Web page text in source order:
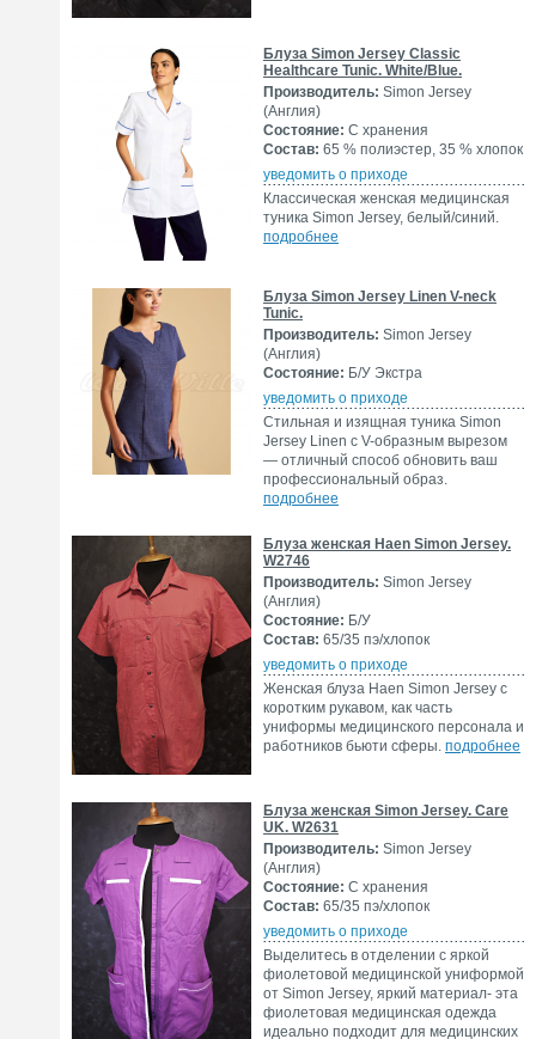
Блуза Simon Jersey Classic
Healthcare Tunic. White/Blue.
Производитель: Simon Jersey
(Англия)
Состояние: С хранения
Состав: 65 % полиэстер, 35 % хлопок
уведомить о приходе
Классическая женская медицинская
туника Simon Jersey, белый/синий.
подробнее
Блуза Simon Jersey Linen V-neck
Tunic.
Производитель: Simon Jersey
(Англия)
Состояние: Б/У Экстра
уведомить о приходе
Стильная и изящная туника Simon
Jersey Linen с V-образным вырезом
— отличный способ обновить ваш
профессиональный образ.
подробнее
Блуза женская Haen Simon Jersey.
W2746
Производитель: Simon Jersey
(Англия)
Состояние: Б/У
Состав: 65/35 пэ/хлопок
уведомить о приходе
Женская блуза Haen Simon Jersey с
коротким рукавом, как часть
униформы медицинского персонала и
работников бьюти сферы. подробнее
Блуза женская Simon Jersey. Care
UK. W2631
Производитель: Simon Jersey
(Англия)
Состояние: С хранения
Состав: 65/35 пэ/хлопок
уведомить о приходе
Выделитесь в отделении с яркой
фиолетовой медицинской униформой
от Simon Jersey, яркий материал- эта
фиолетовая медицинская одежда
идеально подходит для медицинских